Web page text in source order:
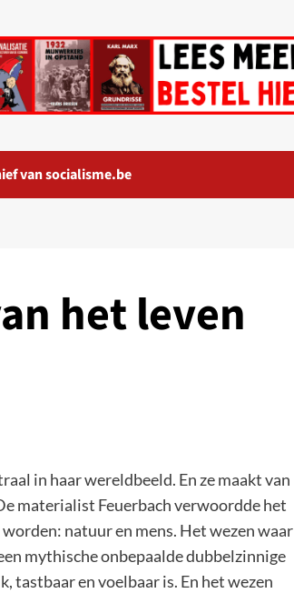
van socialisme.be
het leven
in haar wereldbeeld. En ze maakt van
materialist Feuerbach verwoordde het
natuur en mens. Het wezen waar
mythische onbepaalde dubbelzinnige
tastbaar en voelbaar is. En het wezen